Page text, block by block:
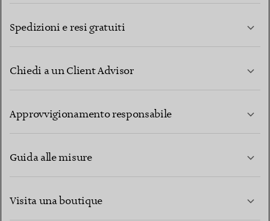
Spedizioni e resi gratuiti
Chiedi a un Client Advisor
Approvvigionamento responsabile
Guida alle misure
Visita una boutique